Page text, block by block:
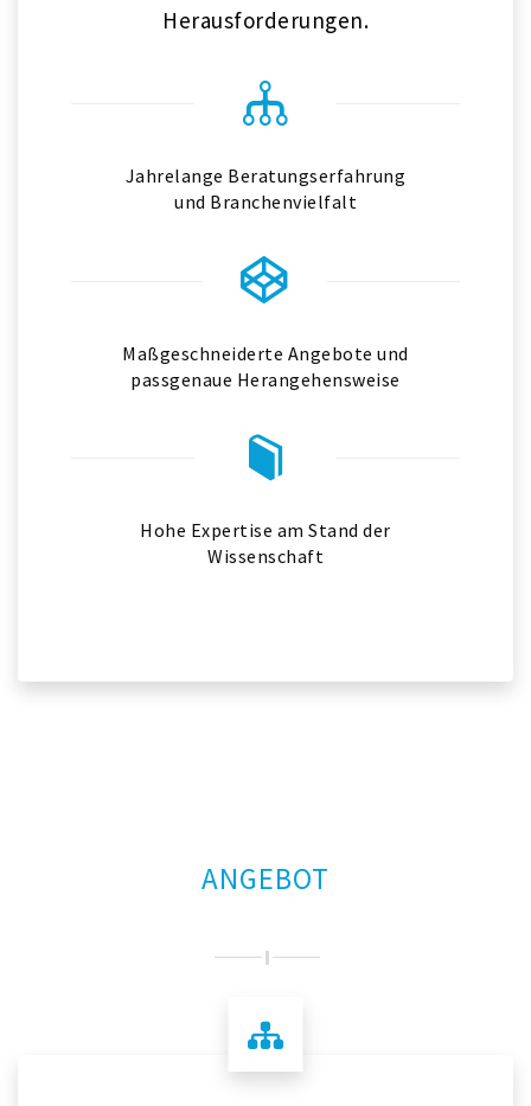
Herausforderungen.
Jahrelange Beratungserfahrung
und Branchenvielfalt
Maßgeschneiderte Angebote und
passgenaue Herangehensweise
Hohe Expertise am Stand der
Wissenschaft
ANGEBOT